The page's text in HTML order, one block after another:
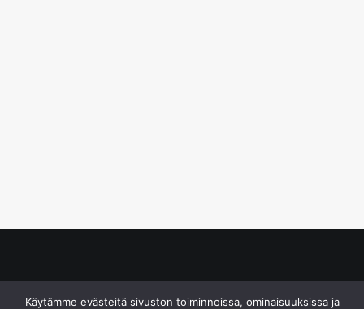
Käytämme evästeitä sivuston toiminnoissa, ominaisuuksissa ja